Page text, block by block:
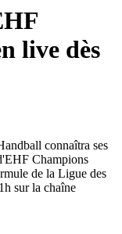
live dès
connaîtra ses
Champions
de la Ligue des
sur la chaîne